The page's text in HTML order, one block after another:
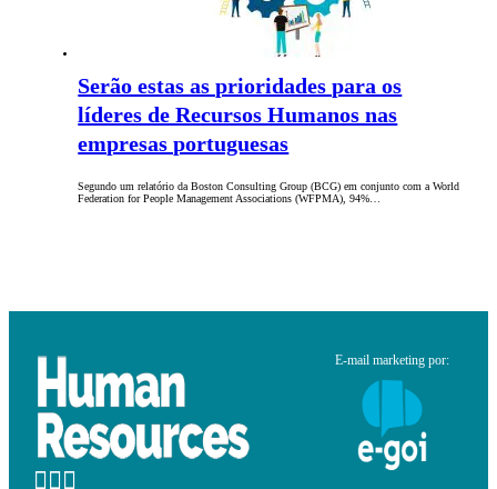
Serão estas as prioridades para os
líderes de Recursos Humanos nas
empresas portuguesas
Segundo um relatório da Boston Consulting Group (BCG) em conjunto com a World
Federation for People Management Associations (WFPMA), 94%…
E-mail marketing por: